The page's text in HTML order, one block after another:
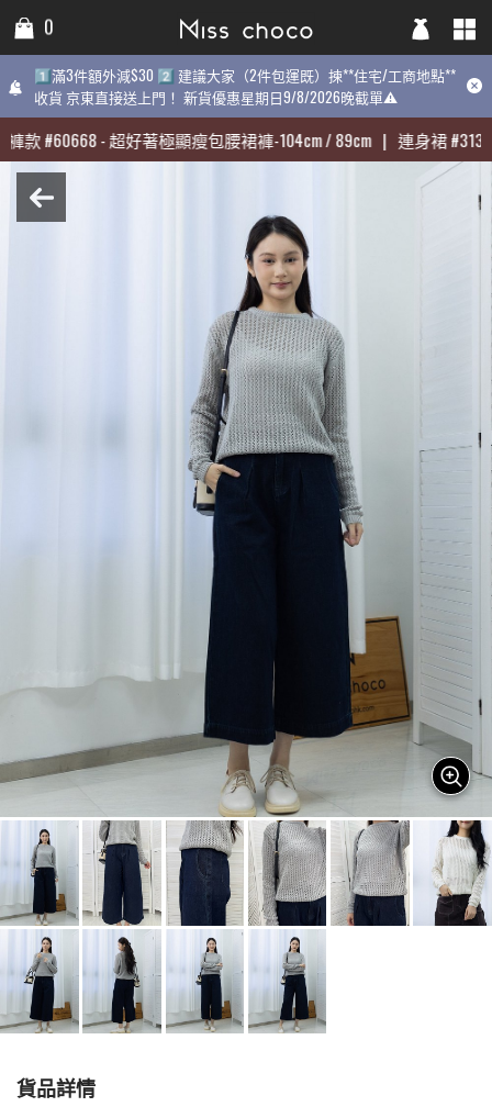
0
1️⃣滿3件額外減$30 2️⃣ 建議大家（2件包運既）揀**住宅/工商地點**
收貨 京東直接送上門！ 新貨優惠星期日9/8/2026晚截單⚠️
款#60668-超好著極顯瘦包腰裙褲-104cm / 89cm | 連身裙#31398
0
1️⃣滿3件額外減$30 2️⃣ 建議大家（2件包運既）揀**住宅/工商地點**
收貨 京東直接送上門！ 新貨優惠星期日9/8/2026晚截單⚠️
款#60668-超好著極顯瘦包腰裙褲-104cm / 89cm | 連身裙#31398
1️⃣滿3件額外減$30 2️⃣ 建議大家（2件包運既）揀**住宅/工商地點**
9/8/2026晚截單⚠️
熱賣: 褲款#60668-超好著極顯瘦包腰裙褲-104cm / 89cm | 連身裙
貨品詳情